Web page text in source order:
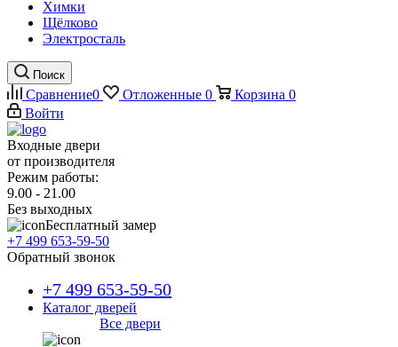
Химки
Щёлково
Электросталь
Поиск
Сравнение0 Отложенные 0 Корзина 0
Войти
Входные двери
от производителя
Режим работы:
9.00 - 21.00
Без выходных
Бесплатный замер
+7 499 653-59-50
Обратный звонок
+7 499 653-59-50
Каталог дверей
Все двери